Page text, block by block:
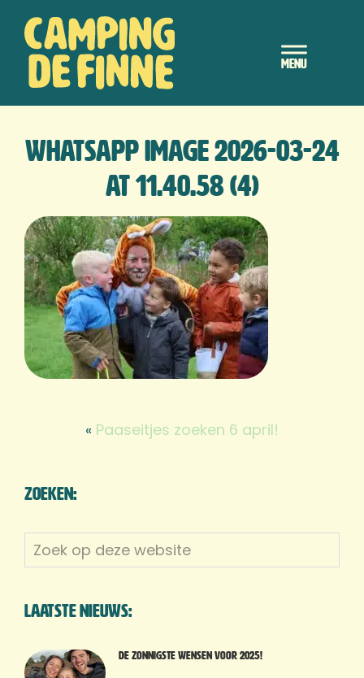
naar
de
hoofd
Camping de Finne
Header
WhatsApp Image 2026-03-24
at 11.40.58 (4)
« Paaseitjes zoeken 6 april!
Zoeken:
Zoek
op
website
Laatste nieuws:
De zonnigste wensen voor 2025!